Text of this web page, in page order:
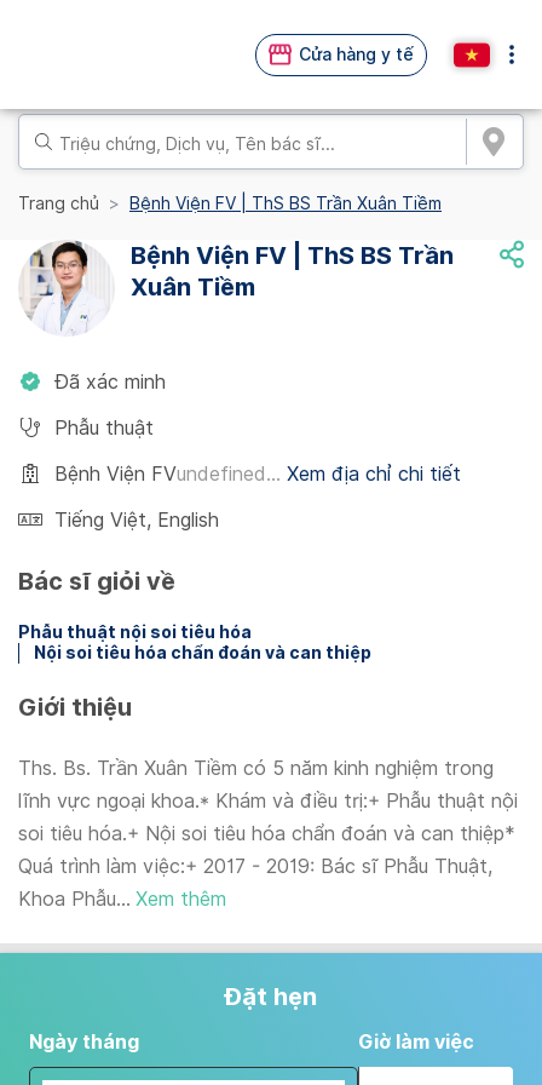
Cửa hàng y tế
Trang chủ Bệnh Viện FV | ThS BS Trần Xuân Tiềm
Bệnh Viện FV | ThS BS Trần
Xuân Tiềm
Đã xác minh
Phẫu thuật
Bệnh Viện FVundefined... Xem địa chỉ chi tiết
Tiếng Việt, English
Bác sĩ giỏi về
Phẫu thuật nội soi tiêu hóa
Nội soi tiêu hóa chẩn đoán và can thiệp
Giới thiệu
Ths. Bs. Trần Xuân Tiềm có 5 năm kinh nghiệm trong
lĩnh vực ngoại khoa.* Khám và điều trị:+ Phẫu thuật nội
soi tiêu hóa.+ Nội soi tiêu hóa chẩn đoán và can thiệp*
Quá trình làm việc:+ 2017 - 2019: Bác sĩ Phẫu Thuật,
Khoa Phẫu... Xem thêm
Đặt hẹn
Ngày tháng Giờ làm việc